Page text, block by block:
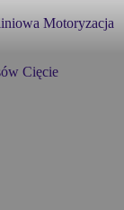
Motoryzacja
Cięcie